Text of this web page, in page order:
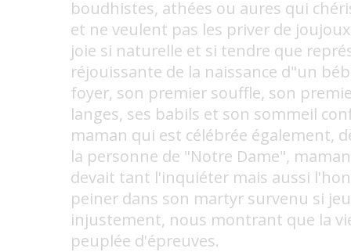
boudhistes, athées ou aures qui
et ne veulent pas les priver de
joie si naturelle et si tendre que
réjouissante de la naissance d"un
foyer, son premier souffle, son
langes, ses babils et son sommeil
maman qui est célébrée également,
la personne de "Notre Dame",
devait tant l'inquiéter mais aussi
peiner dans son martyr survenu si
injustement, nous montrant que la
peuplée d'épreuves.